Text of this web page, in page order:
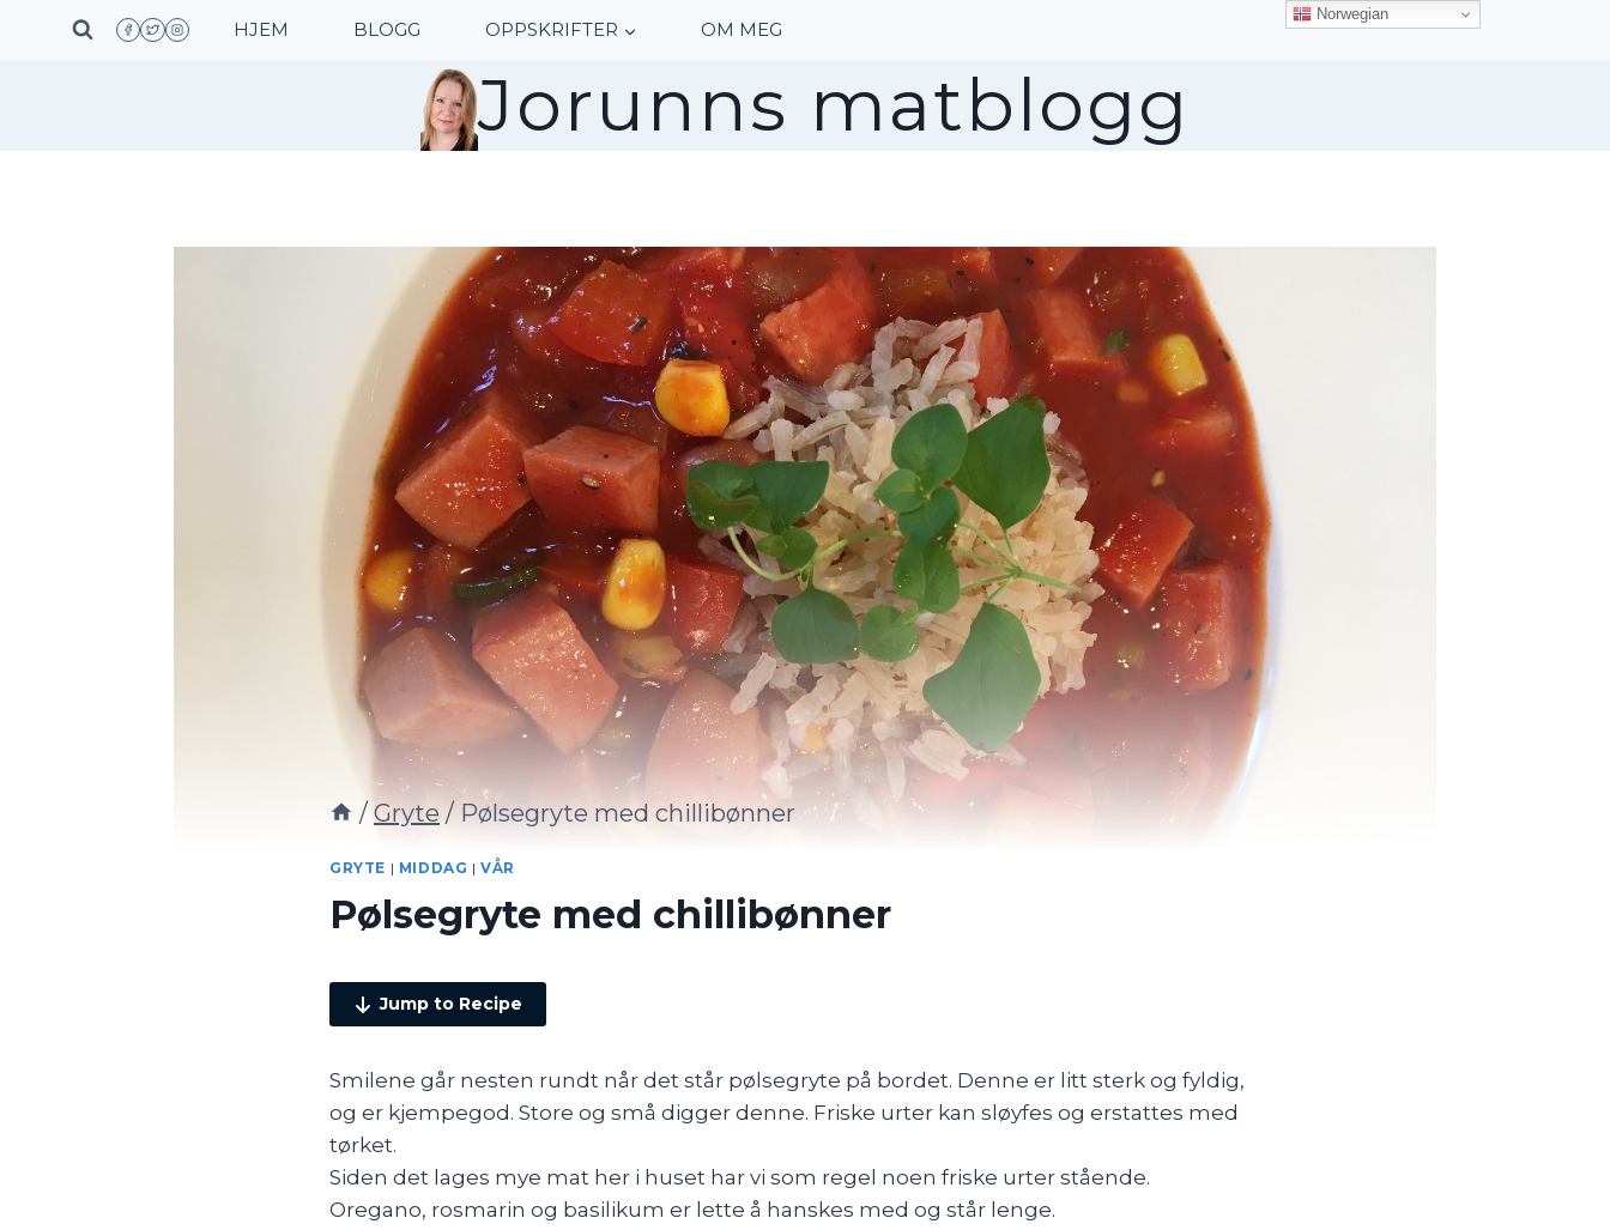
HJEM BLOGG OPPSKRIFTER OM MEG
Jorunns matblogg
/ Gryte / Pølsegryte med chillibønner
GRYTE | MIDDAG |VÅR
Pølsegryte med chillibønner
Jump to Recipe
Smilene går nesten rundt når det står pølsegryte på bordet. Denne er litt sterk og fyldig,
og er kjempegod. Store og små digger denne. Friske urter kan sløyfes og erstattes med
tørket.
Siden det lages mye mat her i huset har vi som regel noen friske urter stående.
Oregano, rosmarin og basilikum er lette å hanskes med og står lenge.
Norwegian